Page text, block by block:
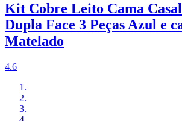
Kit Cobre Leito Cama
Dupla Face 3 Peças Azul e
Matelado
4.6